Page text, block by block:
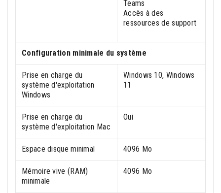
Teams
Accès à des
ressources de support
Configuration minimale du système
Prise en charge du
système d'exploitation
Windows
Windows 10, Windows
11
Prise en charge du
système d'exploitation Mac
Oui
Espace disque minimal 4096 Mo
Mémoire vive (RAM)
minimale
4096 Mo